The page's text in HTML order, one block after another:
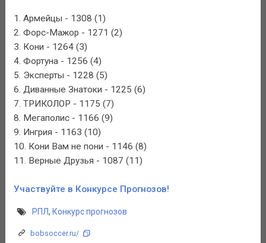
1. Армейцы - 1308 (1)
2. Форс-Мажор - 1271 (2)
3. Кони - 1264 (3)
4. Фортуна - 1256 (4)
5. Эксперты - 1228 (5)
6. Диванные Знатоки - 1225 (6)
7. ТРИКОЛОР - 1175 (7)
8. Мегаполис - 1166 (9)
9. Ингрия - 1163 (10)
10. Кони Вам не пони - 1146 (8)
11. Верные Друзья - 1087 (11)
Участвуйте в Конкурсе Прогнозов!
РПЛ, Конкурс прогнозов
bobsoccer.ru/